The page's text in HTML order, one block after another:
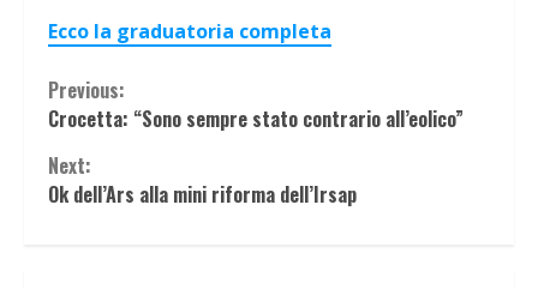
Ecco la graduatoria completa
Continue
Reading
Previous:
Crocetta: “Sono sempre stato contrario all’eolico”
Next:
Ok dell’Ars alla mini riforma dell’Irsap